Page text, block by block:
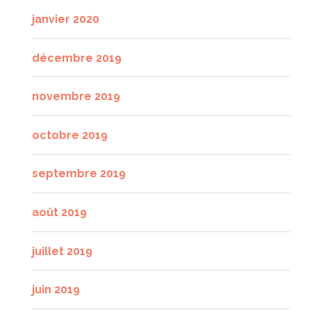
janvier 2020
décembre 2019
novembre 2019
octobre 2019
septembre 2019
août 2019
juillet 2019
juin 2019